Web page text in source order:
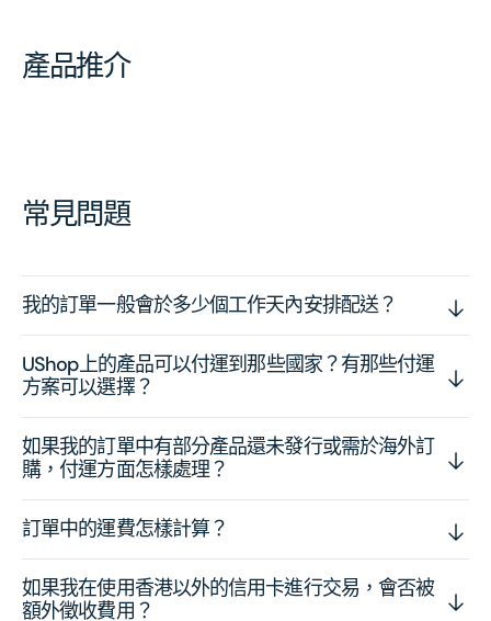
產品推介
常見問題
我的訂單一般會於多少個工作天內安排配送？
UShop上的產品可以付運到那些國家？有那些付運
方案可以選擇？
如果我的訂單中有部分產品還未發行或需於海外訂
購，付運方面怎樣處理？
訂單中的運費怎樣計算？
如果我在使用香港以外的信用卡進行交易，會否被
額外徵收費用？